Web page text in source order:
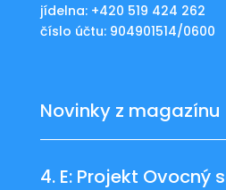
jídelna: +420 519 424 262
číslo účtu: 904901514/0600
Novinky z magazínu
4. E: Projekt Ovocný